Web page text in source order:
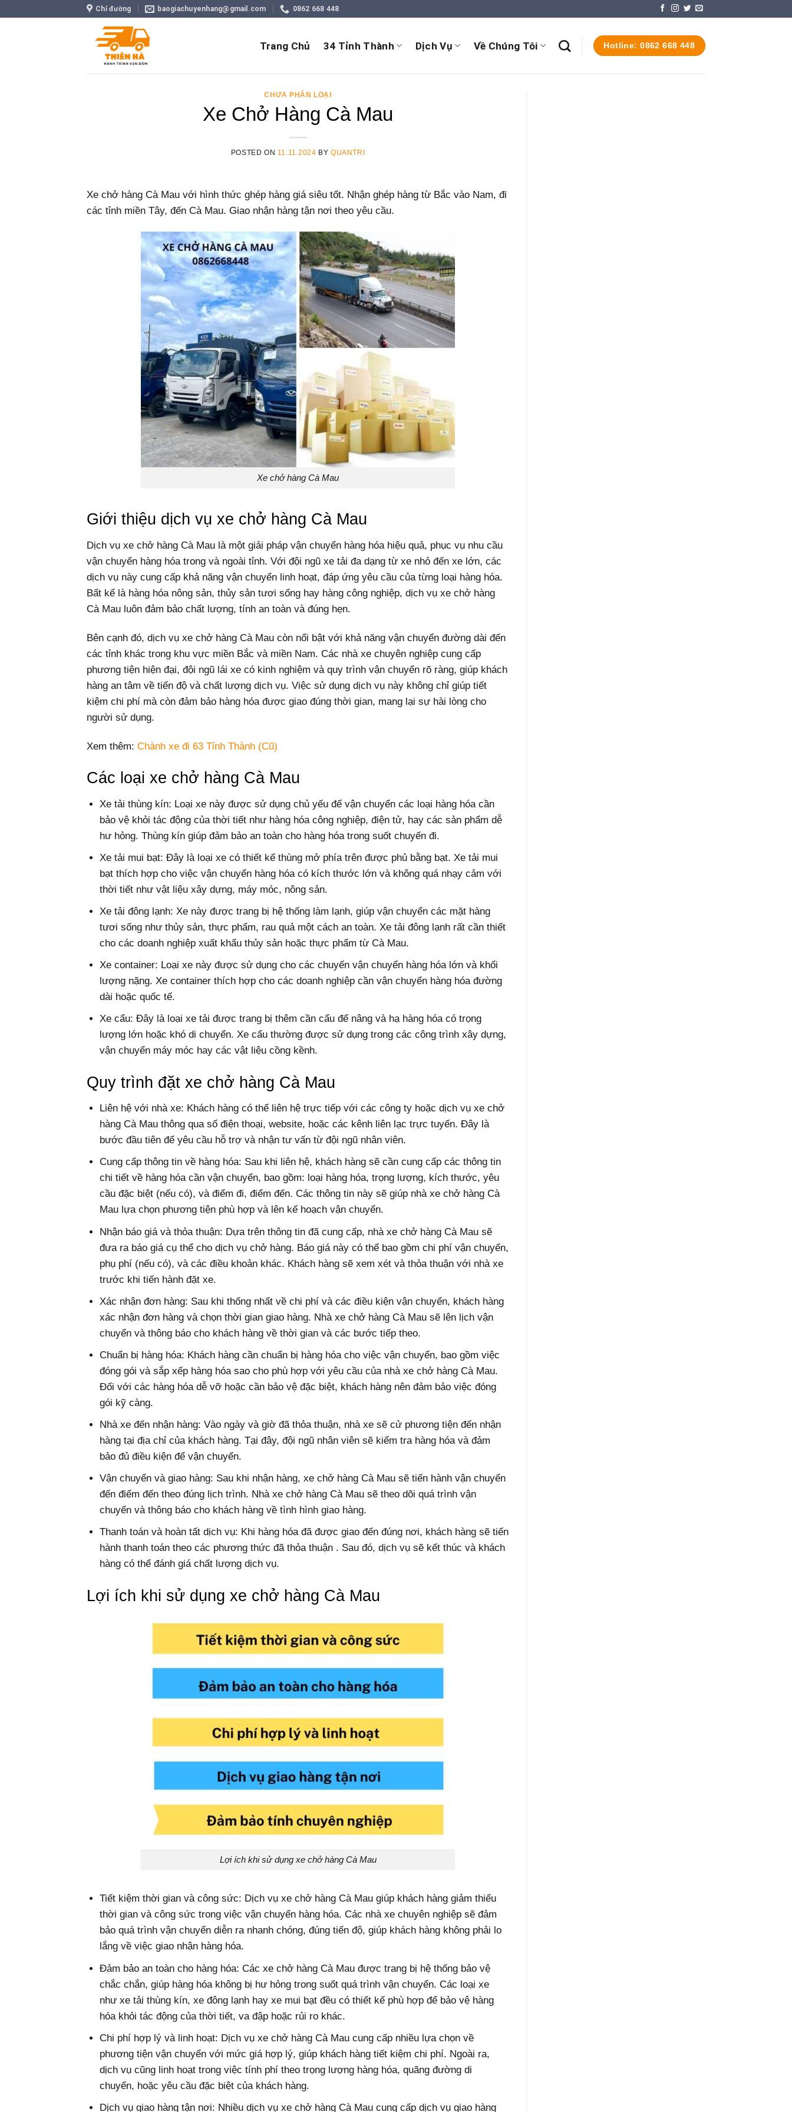
Chỉ đường baogiachuyenhang@gmail.com 0862 668 448
Trang Chủ 34 Tỉnh Thành Dịch Vụ Về Chúng Tôi Hotline: 0862 668 448
CHƯA PHÂN LOẠI
Xe Chở Hàng Cà Mau
POSTED ON 11.11.2024 BYQUANTRI
Xe chở hàng Cà Mau với hình thức ghép hàng giá siêu tốt. Nhận ghép hàng từ Bắc vào Nam, đi
các tỉnh miền Tây, đến Cà Mau. Giao nhận hàng tận nơi theo yêu cầu.
Xe chở hàng Cà Mau
Giới thiệu dịch vụ xe chở hàng Cà Mau
Dịch vụ xe chở hàng Cà Mau là một giải pháp vận chuyển hàng hóa hiệu quả, phục vụ nhu cầu
vận chuyển hàng hóa trong và ngoài tỉnh. Với đội ngũ xe tải đa dạng từ xe nhỏ đến xe lớn, các
dịch vụ này cung cấp khả năng vận chuyển linh hoạt, đáp ứng yêu cầu của từng loại hàng hóa.
Bất kể là hàng hóa nông sản, thủy sản tươi sống hay hàng công nghiệp, dịch vụ xe chở hàng
Cà Mau luôn đảm bảo chất lượng, tính an toàn và đúng hẹn.
Bên cạnh đó, dịch vụ xe chở hàng Cà Mau còn nổi bật với khả năng vận chuyển đường dài đến
các tỉnh khác trong khu vực miền Bắc và miền Nam. Các nhà xe chuyên nghiệp cung cấp
phương tiện hiện đại, đội ngũ lái xe có kinh nghiệm và quy trình vận chuyển rõ ràng, giúp khách
hàng an tâm về tiến độ và chất lượng dịch vụ. Việc sử dụng dịch vụ này không chỉ giúp tiết
kiệm chi phí mà còn đảm bảo hàng hóa được giao đúng thời gian, mang lại sự hài lòng cho
người sử dụng.
Xem thêm: Chành xe đi 63 Tỉnh Thành (Cũ)
Các loại xe chở hàng Cà Mau
Xe tải thùng kín: Loại xe này được sử dụng chủ yếu để vận chuyển các loại hàng hóa cần
bảo vệ khỏi tác động của thời tiết như hàng hóa công nghiệp, điện tử, hay các sản phẩm dễ
hư hỏng. Thùng kín giúp đảm bảo an toàn cho hàng hóa trong suốt chuyến đi.
Xe tải mui bạt: Đây là loại xe có thiết kế thùng mở phía trên được phủ bằng bạt. Xe tải mui
bạt thích hợp cho việc vận chuyển hàng hóa có kích thước lớn và không quá nhạy cảm với
thời tiết như vật liệu xây dựng, máy móc, nông sản.
Xe tải đông lạnh: Xe này được trang bị hệ thống làm lạnh, giúp vận chuyển các mặt hàng
tươi sống như thủy sản, thực phẩm, rau quả một cách an toàn. Xe tải đông lạnh rất cần thiết
cho các doanh nghiệp xuất khẩu thủy sản hoặc thực phẩm từ Cà Mau.
Xe container: Loại xe này được sử dụng cho các chuyến vận chuyển hàng hóa lớn và khối
lượng nặng. Xe container thích hợp cho các doanh nghiệp cần vận chuyển hàng hóa đường
dài hoặc quốc tế.
Xe cẩu: Đây là loại xe tải được trang bị thêm cần cẩu để nâng và hạ hàng hóa có trọng
lượng lớn hoặc khó di chuyển. Xe cẩu thường được sử dụng trong các công trình xây dựng,
vận chuyển máy móc hay các vật liệu cồng kềnh.
Quy trình đặt xe chở hàng Cà Mau
Liên hệ với nhà xe: Khách hàng có thể liên hệ trực tiếp với các công ty hoặc dịch vụ xe chở
hàng Cà Mau thông qua số điện thoại, website, hoặc các kênh liên lạc trực tuyến. Đây là
bước đầu tiên để yêu cầu hỗ trợ và nhận tư vấn từ đội ngũ nhân viên.
Cung cấp thông tin về hàng hóa: Sau khi liên hệ, khách hàng sẽ cần cung cấp các thông tin
chi tiết về hàng hóa cần vận chuyển, bao gồm: loại hàng hóa, trọng lượng, kích thước, yêu
cầu đặc biệt (nếu có), và điểm đi, điểm đến. Các thông tin này sẽ giúp nhà xe chở hàng Cà
Mau lựa chọn phương tiện phù hợp và lên kế hoạch vận chuyển.
Nhận báo giá và thỏa thuận: Dựa trên thông tin đã cung cấp, nhà xe chở hàng Cà Mau sẽ
đưa ra báo giá cụ thể cho dịch vụ chở hàng. Báo giá này có thể bao gồm chi phí vận chuyển,
phụ phí (nếu có), và các điều khoản khác. Khách hàng sẽ xem xét và thỏa thuận với nhà xe
trước khi tiến hành đặt xe.
Xác nhận đơn hàng: Sau khi thống nhất về chi phí và các điều kiện vận chuyển, khách hàng
xác nhận đơn hàng và chọn thời gian giao hàng. Nhà xe chở hàng Cà Mau sẽ lên lịch vận
chuyển và thông báo cho khách hàng về thời gian và các bước tiếp theo.
Chuẩn bị hàng hóa: Khách hàng cần chuẩn bị hàng hóa cho việc vận chuyển, bao gồm việc
đóng gói và sắp xếp hàng hóa sao cho phù hợp với yêu cầu của nhà xe chở hàng Cà Mau.
Đối với các hàng hóa dễ vỡ hoặc cần bảo vệ đặc biệt, khách hàng nên đảm bảo việc đóng
gói kỹ càng.
Nhà xe đến nhận hàng: Vào ngày và giờ đã thỏa thuận, nhà xe sẽ cử phương tiện đến nhận
hàng tại địa chỉ của khách hàng. Tại đây, đội ngũ nhân viên sẽ kiểm tra hàng hóa và đảm
bảo đủ điều kiện để vận chuyển.
Vận chuyển và giao hàng: Sau khi nhận hàng, xe chở hàng Cà Mau sẽ tiến hành vận chuyển
đến điểm đến theo đúng lịch trình. Nhà xe chở hàng Cà Mau sẽ theo dõi quá trình vận
chuyển và thông báo cho khách hàng về tình hình giao hàng.
Thanh toán và hoàn tất dịch vụ: Khi hàng hóa đã được giao đến đúng nơi, khách hàng sẽ tiến
hành thanh toán theo các phương thức đã thỏa thuận . Sau đó, dịch vụ sẽ kết thúc và khách
hàng có thể đánh giá chất lượng dịch vụ.
Lợi ích khi sử dụng xe chở hàng Cà Mau
Lợi ích khi sử dụng xe chở hàng Cà Mau
Tiết kiệm thời gian và công sức: Dịch vụ xe chở hàng Cà Mau giúp khách hàng giảm thiểu
thời gian và công sức trong việc vận chuyển hàng hóa. Các nhà xe chuyên nghiệp sẽ đảm
bảo quá trình vận chuyển diễn ra nhanh chóng, đúng tiến độ, giúp khách hàng không phải lo
lắng về việc giao nhận hàng hóa.
Đảm bảo an toàn cho hàng hóa: Các xe chở hàng Cà Mau được trang bị hệ thống bảo vệ
chắc chắn, giúp hàng hóa không bị hư hỏng trong suốt quá trình vận chuyển. Các loại xe
như xe tải thùng kín, xe đông lạnh hay xe mui bạt đều có thiết kế phù hợp để bảo vệ hàng
hóa khỏi tác động của thời tiết, va đập hoặc rủi ro khác.
Chi phí hợp lý và linh hoạt: Dịch vụ xe chở hàng Cà Mau cung cấp nhiều lựa chọn về
phương tiện vận chuyển với mức giá hợp lý, giúp khách hàng tiết kiệm chi phí. Ngoài ra,
dịch vụ cũng linh hoạt trong việc tính phí theo trọng lượng hàng hóa, quãng đường di
chuyển, hoặc yêu cầu đặc biệt của khách hàng.
Dịch vụ giao hàng tận nơi: Nhiều dịch vụ xe chở hàng Cà Mau cung cấp dịch vụ giao hàng